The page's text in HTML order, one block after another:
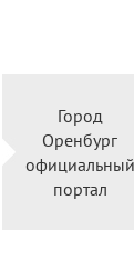
Город
Оренбург
официальный
портал